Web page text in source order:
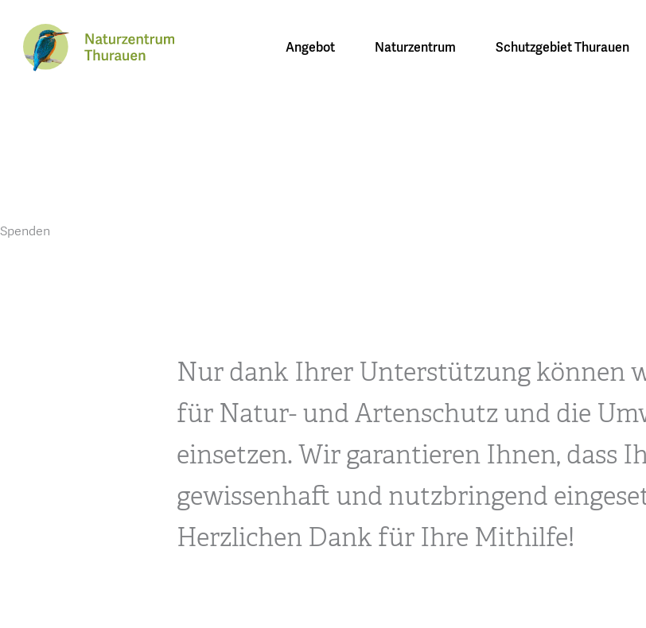
Angebot Naturzentrum Schutzgebiet Thurauen
Spenden
Nur dank Ihrer Unterstützung können
für Natur- und Artenschutz und die
einsetzen. Wir garantieren Ihnen, dass
gewissenhaft und nutzbringend
Herzlichen Dank für Ihre Mithilfe!